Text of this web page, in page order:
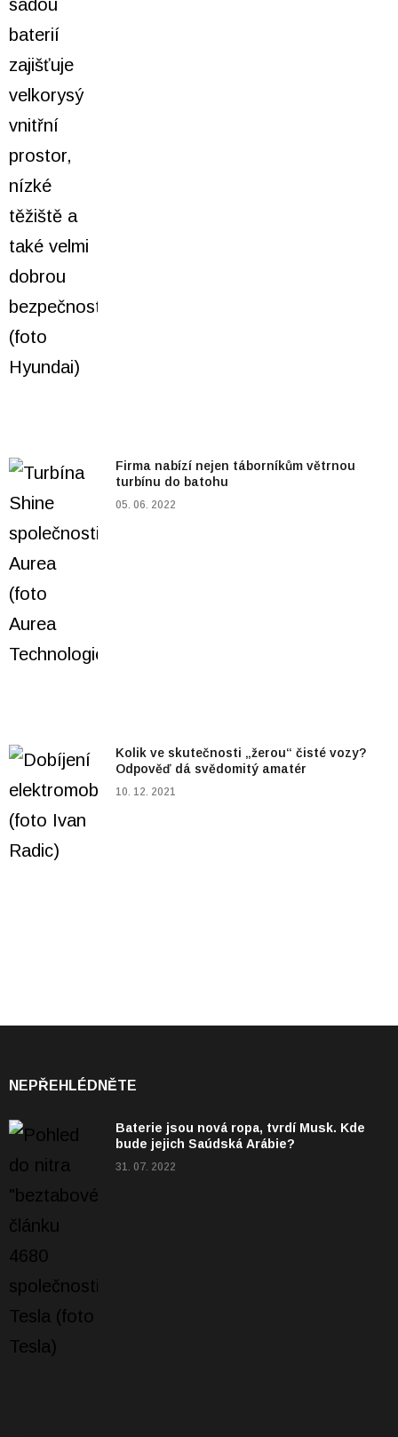
Firma nabízí nejen táborníkům větrnou
turbínu do batohu
05. 06. 2022
Kolik ve skutečnosti „žerou“ čisté vozy?
Odpověď dá svědomitý amatér
10. 12. 2021
NEPŘEHLÉDNĚTE
Baterie jsou nová ropa, tvrdí Musk. Kde
bude jejich Saúdská Arábie?
31. 07. 2022